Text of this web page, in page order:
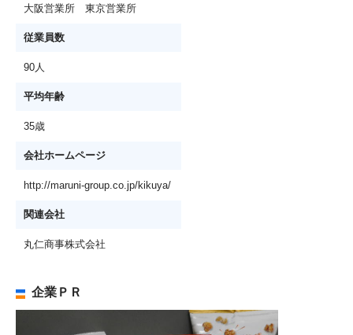
大阪営業所 東京営業所
従業員数
90人
平均年齢
35歳
会社ホームページ
http://maruni-group.co.jp/kikuya/
関連会社
丸仁商事株式会社
企業ＰＲ